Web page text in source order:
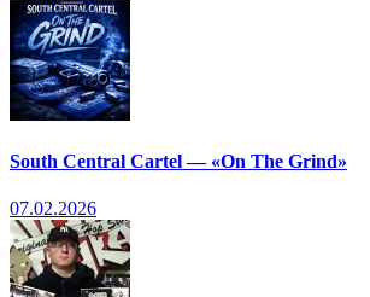
South Central Cartel — «On The Grind»
07.02.2026